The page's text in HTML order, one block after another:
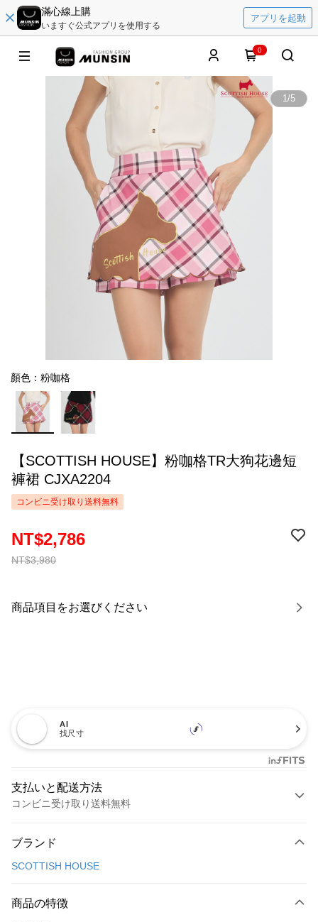
滿心線上購
いますぐ公式アプリを使用する
アプリを起動
0
1/5
顏色：粉咖格
【SCOTTISH HOUSE】粉咖格TR大狗花邊短
褲裙 CJXA2204
コンビニ受け取り送料無料
NT$3,980
NT$2,786
商品項目をお選びください
AI
找尺寸
支払いと配送方法
コンビニ受け取り送料無料
クレジットカード1回払い
LINE Pay
ブランド
SCOTTISH HOUSE
商品の特徴